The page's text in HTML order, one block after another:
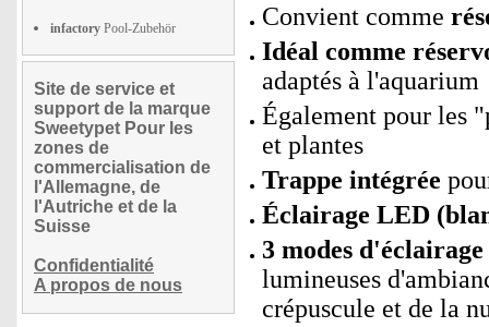
infactory Pool-Zubehör
Site de service et
support de la marque
Sweetypet Pour les
zones de
commercialisation de
l'Allemagne, de
l'Autriche et de la
Suisse
Confidentialité
A propos de nous
Convient comme
Idéal comme
adaptés à l'aquarium
Également pour les
et plantes
Trappe intégrée
Éclairage LED
3 modes
lumineuses
crépuscule et de la